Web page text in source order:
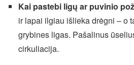
Kai pastebi ligų ar puvinio
ir lapai ilgiau išlieka drėgni – o
grybines ligas. Pašalinus
cirkuliacija.